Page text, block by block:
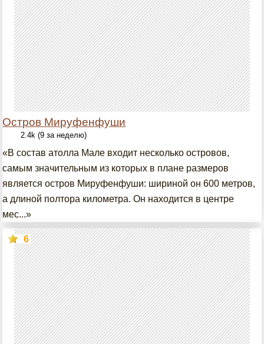
Остров Мируфенфуши
2.4k (9 за неделю)
«В состав атолла Мале входит несколько островов,
самым значительным из которых в плане размеров
является остров Мируфенфуши: шириной он 600 метров,
а длиной полтора километра. Он находится в центре
мес...»
6